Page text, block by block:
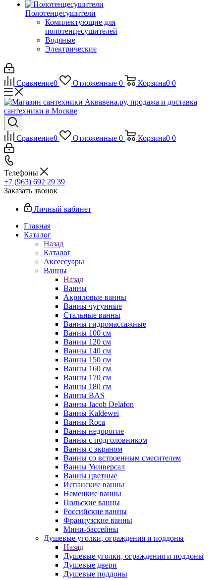
Полотенцесушители
Комплектующие для
полотенцесушителей
Водяные
Электрические
Сравнение0 Отложенные 0 Корзина0 0
Сравнение0 Отложенные 0 Корзина0 0
Телефоны
+7 (963) 692 29 39
Заказать звонок
Личный кабинет
Главная
Каталог
Назад
Каталог
Аксессуары
Ванны
Назад
Ванны
Акриловые ванны
Ванны чугунные
Стальные ванны
Ванны гидромассажные
Ванны 100 см
Ванны 120 см
Ванны 140 см
Ванны 150 см
Ванны 160 см
Ванны 170 см
Ванны 180 см
Ванны BAS
Ванны Jacob Delafon
Ванны Kaldewei
Ванны Roca
Ванны недорогие
Ванны с подголовником
Ванны с экраном
Ванны со встроенным смесителем
Ванны Универсал
Ванны цветные
Испанские ванны
Немецкие ванны
Польские ванны
Российские ванны
Французские ванны
Мини-бассейны
Душевые уголки, ограждения и поддоны
Назад
Душевые уголки, ограждения и поддоны
Душевые двери
Душевые поддоны